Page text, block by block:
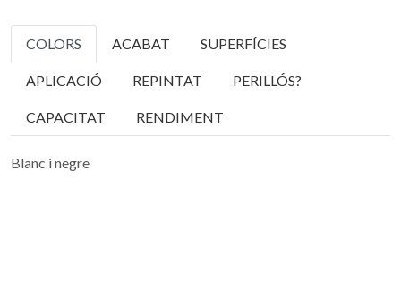
COLORS ACABAT SUPERFÍCIES
APLICACIÓ REPINTAT PERILLÓS?
CAPACITAT RENDIMENT
Blanc i negre